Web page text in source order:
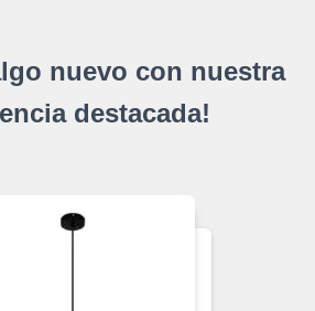
nuevo con nuestra
destacada!